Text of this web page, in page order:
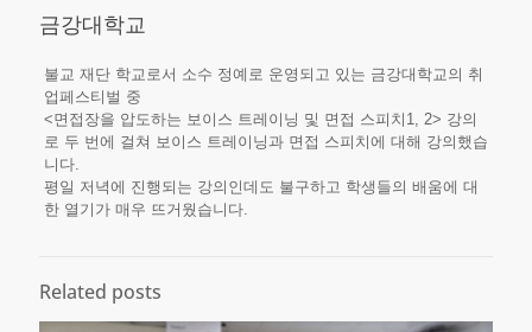
금강대학교
불교 재단 학교로서 소수 정예로 운영되고 있는 금강대학교의 취
업페스티벌 중
<면접장을 압도하는 보이스 트레이닝 및 면접 스피치1, 2> 강의
로 두 번에 걸쳐 보이스 트레이닝과 면접 스피치에 대해 강의했습
니다.
평일 저녁에 진행되는 강의인데도 불구하고 학생들의 배움에 대
한 열기가 매우 뜨거웠습니다.
Related posts